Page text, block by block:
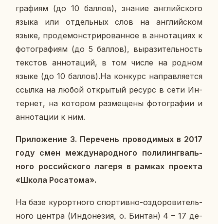
гра­фи­ям (до 10 баллов), знание ан­глий­ско­го
языка или от­дель­ных слов на ан­глий­ском
языке, про­де­мон­стри­ро­ван­ное в ан­но­та­ци­ях к
фо­то­гра­фи­ям (до 5 баллов), вы­ра­зи­тель­ность
тек­стов ан­но­та­ций, в том числе на родном
языке (до 10 баллов).На кон­курс на­прав­ля­ет­ся
ссылка на любой от­кры­тый ресурс в сети Ин­
тер­нет, на ко­то­ром раз­ме­ще­ны фо­то­гра­фии и
ан­но­та­ции к ним.
При­ло­же­ние 3. Пе­ре­чень про­во­ди­мых в 2017
году смен меж­ду­на­род­но­го по­ли­линг­валь­
но­го рос­сий­ско­го лагеря в рамках про­ек­та
«Школа Ро­са­то­ма».
На базе ку­рорт­но­го спор­тив­но-оздо­ро­ви­тель­
но­го центра (Ин­до­не­зия, о. Бинтан) 4 – 17 де­